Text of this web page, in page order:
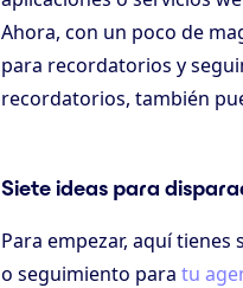
Ahora, con un poco de
para recordatorios y
recordatorios, también
Siete ideas para
Para empezar, aquí
o seguimiento para tu